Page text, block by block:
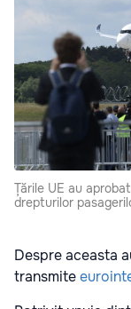
Țările UE au
drepturilor
Despre aceasta
transmite